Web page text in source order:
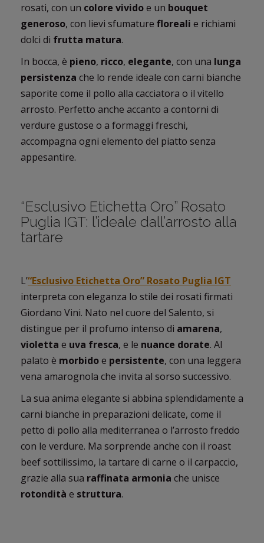
rosati, con un colore vividoe un bouquet
generoso, con lievi sfumature floreali e richiami
dolci di frutta matura.
In bocca, è pieno, ricco, elegante, con una lunga
persistenza che lo rende ideale con carni bianche
saporite come il pollo alla cacciatora o il vitello
arrosto. Perfetto anche accanto a contorni di
verdure gustose o a formaggi freschi,
accompagna ogni elemento del piatto senza
appesantire.
“Esclusivo Etichetta Oro” Rosato
Puglia IGT: l’ideale dall’arrosto alla
tartare
L’“Esclusivo Etichetta Oro” Rosato Puglia IGT
interpreta con eleganza lo stile dei rosati firmati
Giordano Vini. Nato nel cuore del Salento, si
distingue per il profumo intenso di amarena,
violetta e uva fresca, e le nuance dorate. Al
palato è morbidoe persistente, con una leggera
vena amarognola che invita al sorso successivo.
La sua anima elegante si abbina splendidamente a
carni bianche in preparazioni delicate, come il
petto di pollo alla mediterranea o l’arrosto freddo
con le verdure. Ma sorprende anche con il roast
beef sottilissimo, la tartare di carne o il carpaccio,
grazie alla sua raffinata armonia che unisce
rotondità e struttura.